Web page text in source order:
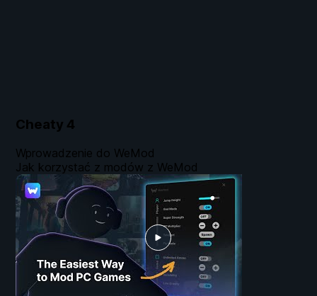
Cheaty 4
Wprowadzenie do WeMod
Jak korzystać z modów z WeMod